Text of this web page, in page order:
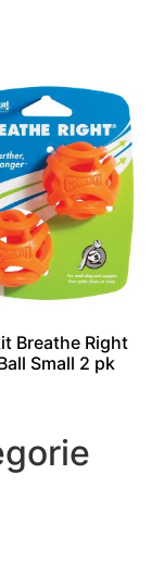
Breathe Right
Small 2 pk